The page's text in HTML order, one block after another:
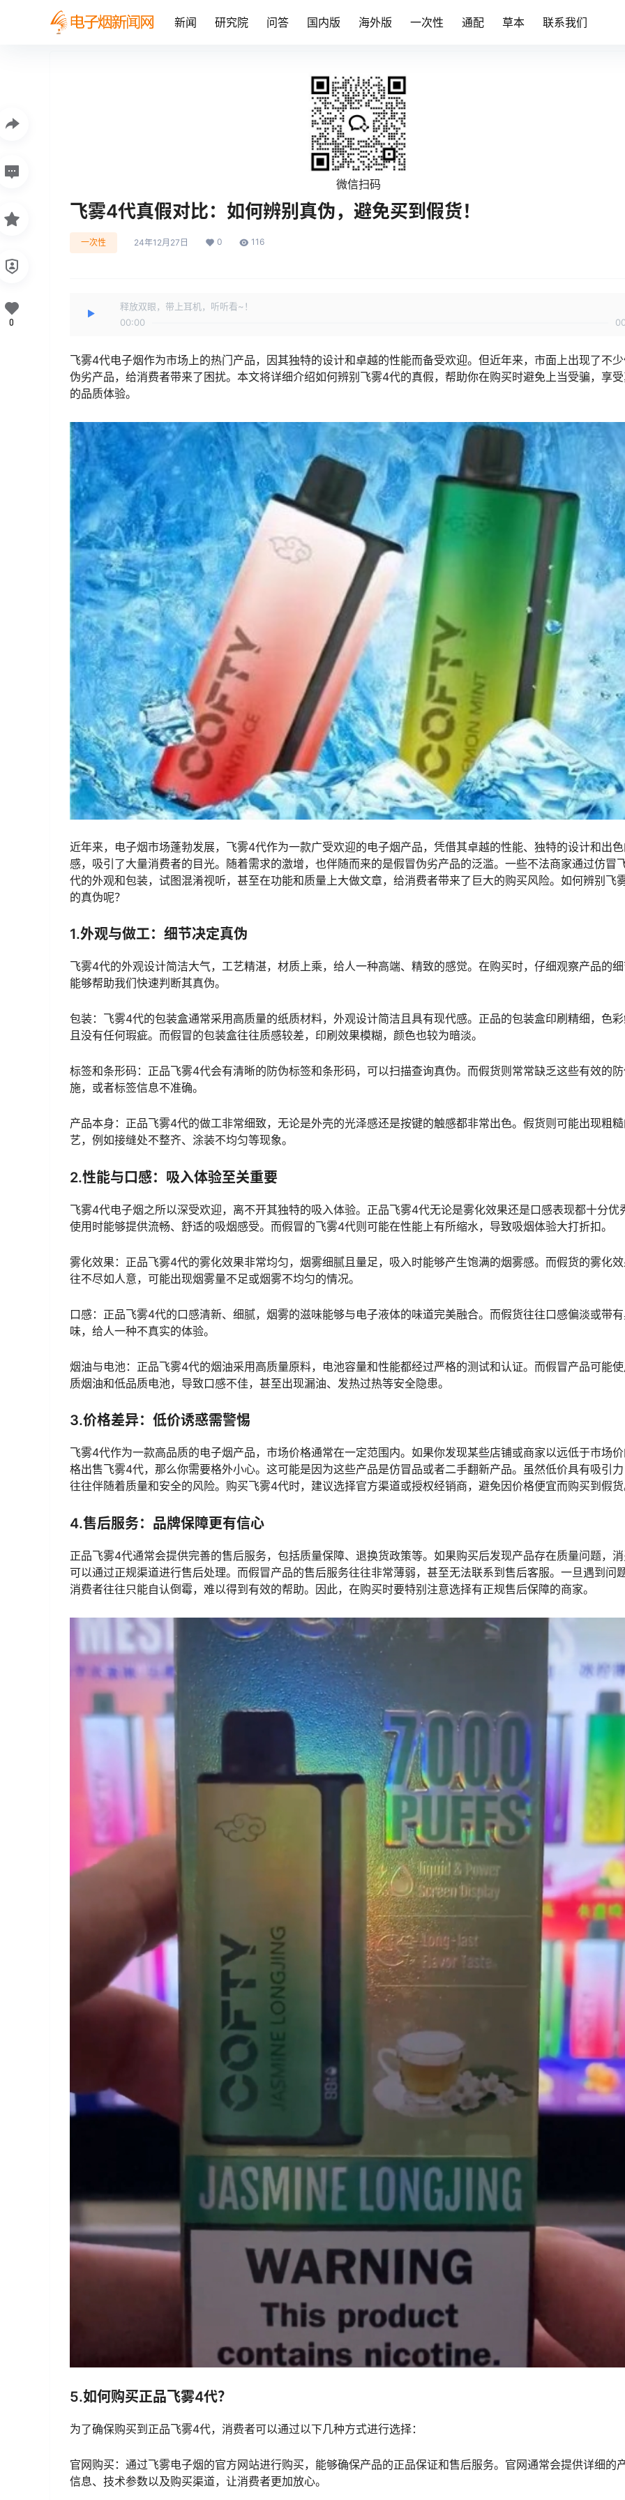
新闻 研究院 问答 国内版 海外版 一次性 通配 草本 联系我们
微信扫码
飞雾4代真假对比：如何辨别真伪，避免买到假货！
一次性 24年12月27日 0 116
释放双眼，带上耳机，听听看~！
00:00
飞雾4代电子烟作为市场上的热门产品，因其独特的设计和卓越的性能而备受欢迎。但近年来，市面上出现了不
伪劣产品，给消费者带来了困扰。本文将详细介绍如何辨别飞雾4代的真假，帮助你在购买时避免上当受骗，享
的品质体验。
近年来，电子烟市场蓬勃发展，飞雾4代作为一款广受欢迎的电子烟产品，凭借其卓越的性能、独特的设计和出
感，吸引了大量消费者的目光。随着需求的激增，也伴随而来的是假冒伪劣产品的泛滥。一些不法商家通过仿冒
代的外观和包装，试图混淆视听，甚至在功能和质量上大做文章，给消费者带来了巨大的购买风险。如何辨别飞
的真伪呢？
1.外观与做工：细节决定真伪
飞雾4代的外观设计简洁大气，工艺精湛，材质上乘，给人一种高端、精致的感觉。在购买时，仔细观察产品的
能够帮助我们快速判断其真伪。
包装：飞雾4代的包装盒通常采用高质量的纸质材料，外观设计简洁且具有现代感。正品的包装盒印刷精细，色
且没有任何瑕疵。而假冒的包装盒往往质感较差，印刷效果模糊，颜色也较为暗淡。
标签和条形码：正品飞雾4代会有清晰的防伪标签和条形码，可以扫描查询真伪。而假货则常常缺乏这些有效的
施，或者标签信息不准确。
产品本身：正品飞雾4代的做工非常细致，无论是外壳的光泽感还是按键的触感都非常出色。假货则可能出现粗
艺，例如接缝处不整齐、涂装不均匀等现象。
2.性能与口感：吸入体验至关重要
飞雾4代电子烟之所以深受欢迎，离不开其独特的吸入体验。正品飞雾4代无论是雾化效果还是口感表现都十分优
使用时能够提供流畅、舒适的吸烟感受。而假冒的飞雾4代则可能在性能上有所缩水，导致吸烟体验大打折扣。
雾化效果：正品飞雾4代的雾化效果非常均匀，烟雾细腻且量足，吸入时能够产生饱满的烟雾感。而假货的雾化
往不尽如人意，可能出现烟雾量不足或烟雾不均匀的情况。
口感：正品飞雾4代的口感清新、细腻，烟雾的滋味能够与电子液体的味道完美融合。而假货往往口感偏淡或带
味，给人一种不真实的体验。
烟油与电池：正品飞雾4代的烟油采用高质量原料，电池容量和性能都经过严格的测试和认证。而假冒产品可能
质烟油和低品质电池，导致口感不佳，甚至出现漏油、发热过热等安全隐患。
3.价格差异：低价诱惑需警惕
飞雾4代作为一款高品质的电子烟产品，市场价格通常在一定范围内。如果你发现某些店铺或商家以远低于市场
格出售飞雾4代，那么你需要格外小心。这可能是因为这些产品是仿冒品或者二手翻新产品。虽然低价具有吸引
往往伴随着质量和安全的风险。购买飞雾4代时，建议选择官方渠道或授权经销商，避免因价格便宜而购买到假
4.售后服务：品牌保障更有信心
正品飞雾4代通常会提供完善的售后服务，包括质量保障、退换货政策等。如果购买后发现产品存在质量问题，
可以通过正规渠道进行售后处理。而假冒产品的售后服务往往非常薄弱，甚至无法联系到售后客服。一旦遇到问
消费者往往只能自认倒霉，难以得到有效的帮助。因此，在购买时要特别注意选择有正规售后保障的商家。
5.如何购买正品飞雾4代？
为了确保购买到正品飞雾4代，消费者可以通过以下几种方式进行选择：
官网购买：通过飞雾电子烟的官方网站进行购买，能够确保产品的正品保证和售后服务。官网通常会提供详细的
信息、技术参数以及购买渠道，让消费者更加放心。
0